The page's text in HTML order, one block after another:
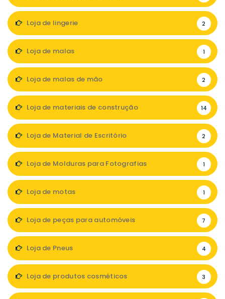
Loja de lingerie 2
Loja de malas 1
Loja de malas de mão 2
Loja de materiais de construção 14
Loja de Material de Escritório 2
Loja de Molduras para Fotografias 1
Loja de motas 1
Loja de peças para automóveis 7
Loja de Pneus 4
Loja de produtos cosméticos 3